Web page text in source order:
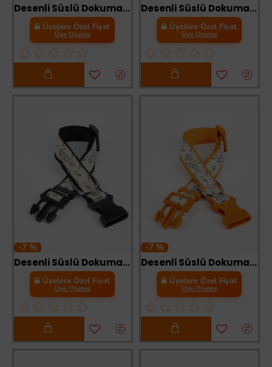
Desenli Süslü Dokuma Köpek Boyun Tasması 1,5 x 25-40 cm Mavi
Üyelere Özel Fiyat
Üye Olunuz
Desenli Süslü Dokuma Köpek Boyun Tasması 1,5 x 25-40 cm Siyah
Üyelere Özel Fiyat
Üye Olunuz
-7 %
Desenli Süslü Dokuma Köpek Boyun Tasması 1,5 x 25-40 cm Siyah
Üyelere Özel Fiyat
Üye Olunuz
-7 %
Desenli Süslü Dokuma Köpek Boyun Tasması 1,5 x 25-40 cm Turuncu
Üyelere Özel Fiyat
Üye Olunuz